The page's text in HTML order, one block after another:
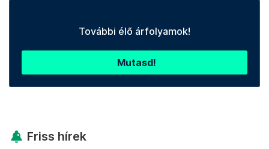
További élő árfolyamok!
Mutasd!
Friss hírek